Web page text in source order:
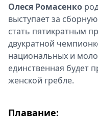
Олеся Ромасенко
выступает за
стать пятикратным
двукратной
национальных и
единственная будет
женской гребле.
Плавание: